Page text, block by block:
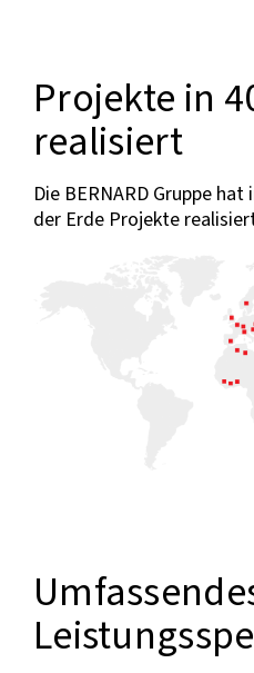
Projekte in
realisiert
Die BERNARD Gruppe
der Erde Projekte